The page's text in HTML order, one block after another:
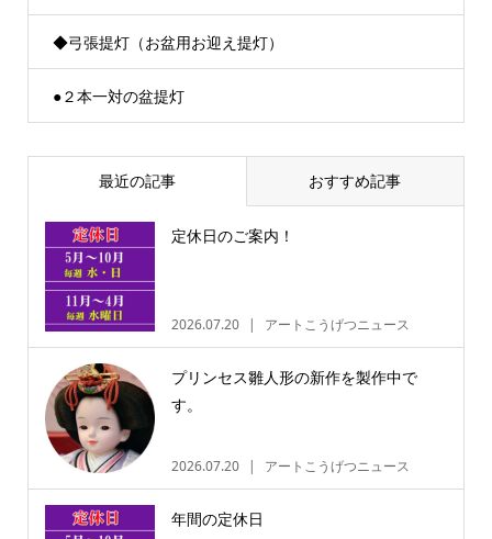
◆弓張提灯（お盆用お迎え提灯）
●２本一対の盆提灯
最近の記事 おすすめ記事
定休日のご案内！
2026.07.20 アートこうげつニュース
プリンセス雛人形の新作を製作中で
す。
2026.07.20 アートこうげつニュース
年間の定休日